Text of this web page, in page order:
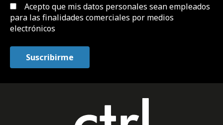
Acepto que mis datos personales sean empleados
para las finalidades comerciales por medios
electrónicos